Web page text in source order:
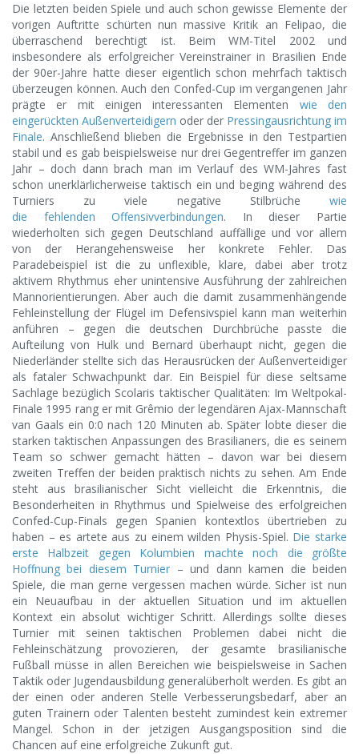
Die letzten beiden Spiele und auch schon gewisse Elemente der
vorigen Auftritte schürten nun massive Kritik an Felipao, die
überraschend berechtigt ist. Beim WM-Titel 2002 und
insbesondere als erfolgreicher Vereinstrainer in Brasilien Ende
der 90er-Jahre hatte dieser eigentlich schon mehrfach taktisch
überzeugen können. Auch den Confed-Cup im vergangenen Jahr
prägte er mit einigen interessanten Elementen wie den
eingerückten Außenverteidigern oder der Pressingausrichtung im
Finale. Anschließend blieben die Ergebnisse in den Testpartien
stabil und es gab beispielsweise nur drei Gegentreffer im ganzen
Jahr – doch dann brach man im Verlauf des WM-Jahres fast
schon unerklärlicherweise taktisch ein und beging während des
Turniers zu viele negative Stilbrüche wie
die fehlenden Offensivverbindungen. In dieser Partie
wiederholten sich gegen Deutschland auffällige und vor allem
von der Herangehensweise her konkrete Fehler. Das
Paradebeispiel ist die zu unflexible, klare, dabei aber trotz
aktivem Rhythmus eher unintensive Ausführung der zahlreichen
Mannorientierungen. Aber auch die damit zusammenhängende
Fehleinstellung der Flügel im Defensivspiel kann man weiterhin
anführen – gegen die deutschen Durchbrüche passte die
Aufteilung von Hulk und Bernard überhaupt nicht, gegen die
Niederländer stellte sich das Herausrücken der Außenverteidiger
als fataler Schwachpunkt dar. Ein Beispiel für diese seltsame
Sachlage bezüglich Scolaris taktischer Qualitäten: Im Weltpokal-
Finale 1995 rang er mit Grêmio der legendären Ajax-Mannschaft
van Gaals ein 0:0 nach 120 Minuten ab. Später lobte dieser die
starken taktischen Anpassungen des Brasilianers, die es seinem
Team so schwer gemacht hätten – davon war bei diesem
zweiten Treffen der beiden praktisch nichts zu sehen. Am Ende
steht aus brasilianischer Sicht vielleicht die Erkenntnis, die
Besonderheiten in Rhythmus und Spielweise des erfolgreichen
Confed-Cup-Finals gegen Spanien kontextlos übertrieben zu
haben – es artete aus zu einem wilden Physis-Spiel. Die starke
erste Halbzeit gegen Kolumbien machte noch die größte
Hoffnung bei diesem Turnier – und dann kamen die beiden
Spiele, die man gerne vergessen machen würde. Sicher ist nun
ein Neuaufbau in der aktuellen Situation und im aktuellen
Kontext ein absolut wichtiger Schritt. Allerdings sollte dieses
Turnier mit seinen taktischen Problemen dabei nicht die
Fehleinschätzung provozieren, der gesamte brasilianische
Fußball müsse in allen Bereichen wie beispielsweise in Sachen
Taktik oder Jugendausbildung generalüberholt werden. Es gibt an
der einen oder anderen Stelle Verbesserungsbedarf, aber an
guten Trainern oder Talenten besteht zumindest kein extremer
Mangel. Schon in der jetzigen Ausgangsposition sind die
Chancen auf eine erfolgreiche Zukunft gut.